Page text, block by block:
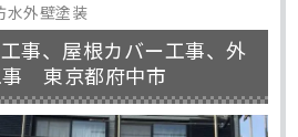
水外壁塗装
事、屋根カバー工事、外
事 東京都府中市